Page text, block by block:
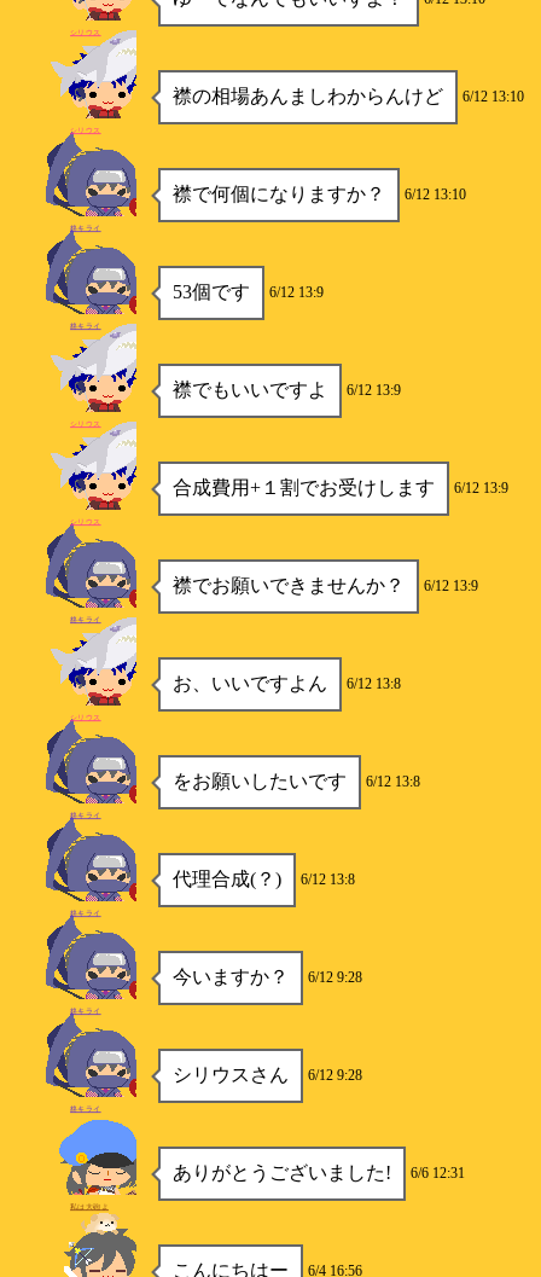
シリウス
襟の相場あんましわからんけど 6/12 13:10
シリウス
襟で何個になりますか？ 6/12 13:10
柊キライ
53個です 6/12 13:9
柊キライ
襟でもいいですよ 6/12 13:9
シリウス
合成費用+１割でお受けします 6/12 13:9
シリウス
襟でお願いできませんか？ 6/12 13:9
柊キライ
お、いいですよん 6/12 13:8
シリウス
をお願いしたいです 6/12 13:8
柊キライ
代理合成(？) 6/12 13:8
柊キライ
今いますか？ 6/12 9:28
柊キライ
シリウスさん 6/12 9:28
柊キライ
ありがとうございました! 6/6 12:31
私は大砲よ
こんにちはー 6/4 16:56